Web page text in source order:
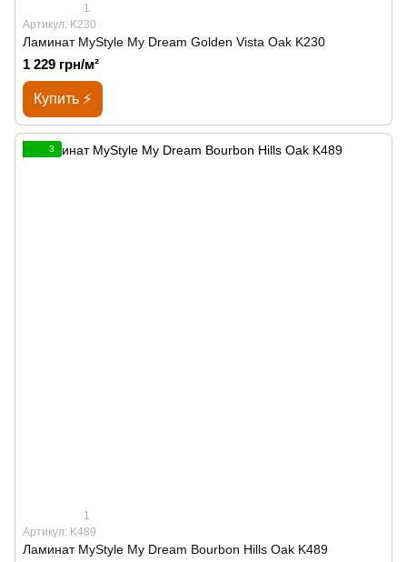
1
Артикул: K230
Ламинат MyStyle My Dream Golden Vista Oak K230
1 229 грн/м²
Купить ⚡
3
1
Артикул: K489
Ламинат MyStyle My Dream Bourbon Hills Oak K489